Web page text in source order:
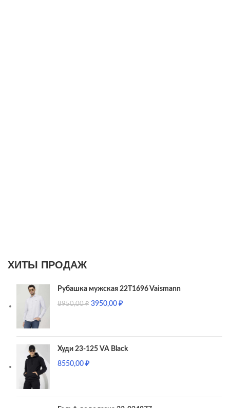
ХИТЫ ПРОДАЖ
Рубашка мужская 22T1696 Vaismann
8950,00₽ 3950,00₽
Худи 23-125 VA Black
8550,00₽